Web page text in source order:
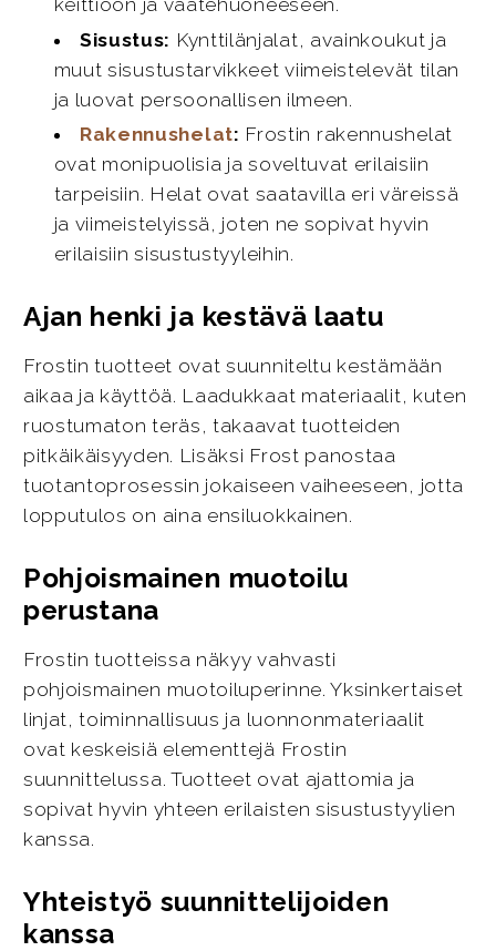
keittiöön ja vaatehuoneeseen.
Sisustus: Kynttilänjalat, avainkoukut ja
muut sisustustarvikkeet viimeistelevät tilan
ja luovat persoonallisen ilmeen.
Rakennushelat: Frostin rakennushelat
ovat monipuolisia ja soveltuvat erilaisiin
tarpeisiin. Helat ovat saatavilla eri väreissä
ja viimeistelyissä, joten ne sopivat hyvin
erilaisiin sisustustyyleihin.
Ajan henki ja kestävä laatu
Frostin tuotteet ovat suunniteltu kestämään
aikaa ja käyttöä. Laadukkaat materiaalit, kuten
ruostumaton teräs, takaavat tuotteiden
pitkäikäisyyden. Lisäksi Frost panostaa
tuotantoprosessin jokaiseen vaiheeseen, jotta
lopputulos on aina ensiluokkainen.
Pohjoismainen muotoilu
perustana
Frostin tuotteissa näkyy vahvasti
pohjoismainen muotoiluperinne. Yksinkertaiset
linjat, toiminnallisuus ja luonnonmateriaalit
ovat keskeisiä elementtejä Frostin
suunnittelussa. Tuotteet ovat ajattomia ja
sopivat hyvin yhteen erilaisten sisustustyylien
kanssa.
Yhteistyö suunnittelijoiden
kanssa